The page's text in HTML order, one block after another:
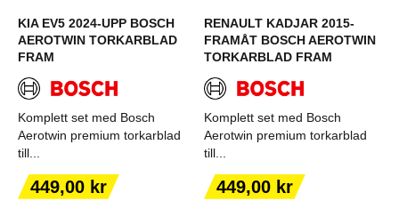
KIA EV5 2024-UPP BOSCH
AEROTWIN TORKARBLAD
FRAM
Komplett set med Bosch
Aerotwin premium torkarblad
till...
Pris
449,00 kr
RENAULT KADJAR 2015-
FRAMÅT BOSCH AEROTWIN
TORKARBLAD FRAM
Komplett set med Bosch
Aerotwin premium torkarblad
till...
Pris
449,00 kr